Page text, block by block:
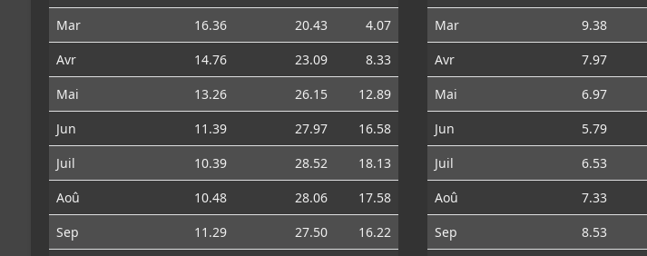
Mar
16.36 20.43
4.07
Avr
14.76 23.09
8.33
Mai
13.26 26.15
12.89
Jun
11.39 27.97
16.58
Juil
10.39 28.52
18.13
Aoû
10.48 28.06
17.58
Sep
11.29 27.50
16.22
Mar
9.38
Avr
7.97
Mai
6.97
Jun
5.79
Juil
6.53
Aoû
7.33
Sep
8.53